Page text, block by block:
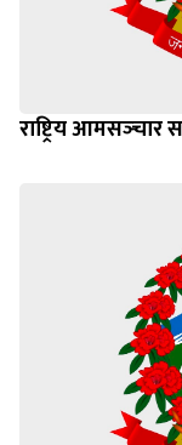
राष्ट्रिय आमसञ्‍चार